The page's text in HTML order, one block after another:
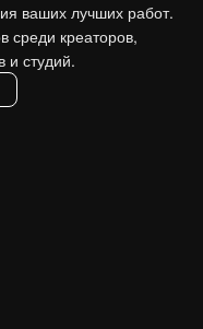
ваших лучших работ.
среди креаторов,
и студий.